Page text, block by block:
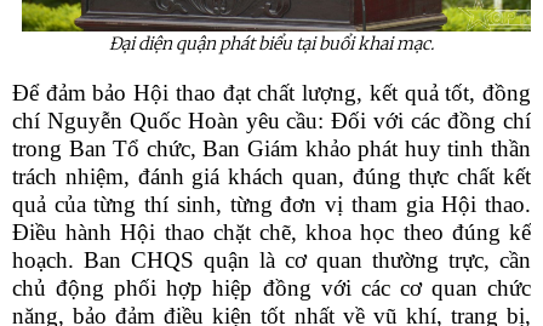
Đại diện quận phát biểu tại buổi khai mạc.
Để đảm bảo Hội thao đạt chất lượng, kết quả tốt, đồng
chí Nguyễn Quốc Hoàn yêu cầu: Đối với các đồng chí
trong Ban Tổ chức, Ban Giám khảo phát huy tinh thần
trách nhiệm, đánh giá khách quan, đúng thực chất kết
quả của từng thí sinh, từng đơn vị tham gia Hội thao.
Điều hành Hội thao chặt chẽ, khoa học theo đúng kế
hoạch. Ban CHQS quận là cơ quan thường trực, cần
chủ động phối hợp hiệp đồng với các cơ quan chức
năng, bảo đảm điều kiện tốt nhất về vũ khí, trang bị,